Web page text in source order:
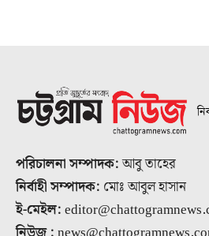
পরিচালনা সম্পাদক:আবু তাহের
নির্বাহী সম্পাদক: মোঃ আবুল হাসান
ই-মেইল: